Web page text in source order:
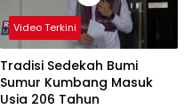
Video Terkini
Tradisi Sedekah Bumi
Sumur Kumbang Masuk
Usia 206 Tahun